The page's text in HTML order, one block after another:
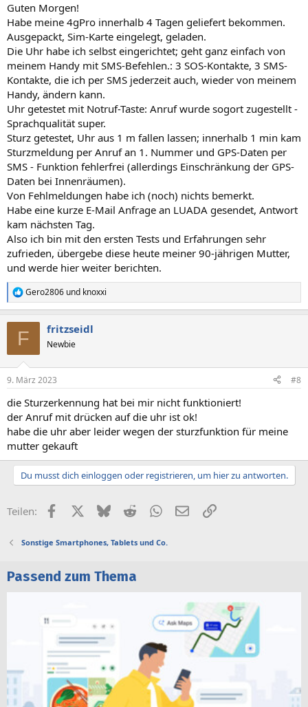
Guten Morgen!
Habe meine 4gPro innerhalb 4 Tagen geliefert bekommen.
Ausgepackt, Sim-Karte eingelegt, geladen.
Die Uhr habe ich selbst eingerichtet; geht ganz einfach von
meinem Handy mit SMS-Befehlen.: 3 SOS-Kontakte, 3 SMS-
Kontakte, die ich per SMS jederzeit auch, wieder von meinem
Handy, ändern kann.
Uhr getestet mit Notruf-Taste: Anruf wurde sogort zugestellt -
Sprachqualität super.
Sturz getestet, Uhr aus 1 m fallen lassen; innerhalb 1 min kam
Sturzmeldung per Anruf an 1. Nummer und GPS-Daten per
SMS - Funktion fehlerfrei (allerdings Einschränkung der GPS-
Daten bei Innenräumen).
Von Fehlmeldungen habe ich (noch) nichts bemerkt.
Habe eine kurze E-Mail Anfrage an LUADA gesendet, Antwort
kam nächsten Tag.
Also ich bin mit den ersten Tests und Erfahrungen sehr
zufrieden, übergebe diese heute meiner 90-jährigen Mutter,
und werde hier weiter berichten.
R
e
e
:
Gero2806 und knoxxi
F fritzseidl
Newbie
9. März 2023 #8
die Sturzerkennung hat bei mir nicht funktioniert!
der Anruf mit drücken auf die uhr ist ok!
habe die uhr aber leider wegen der sturzfunktion für meine
mutter gekauft
Du musst dich einloggen oder registrieren, um hier zu antworten.
Teilen: FacebookX (Twitter)
BlueskyRedditWhatsApp
E-MailLink
Sonstige Smartphones, Tablets und Co.
Passend zum Thema